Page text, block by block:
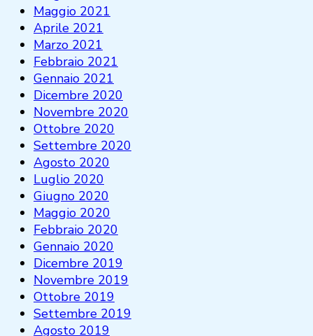
Maggio 2021
Aprile 2021
Marzo 2021
Febbraio 2021
Gennaio 2021
Dicembre 2020
Novembre 2020
Ottobre 2020
Settembre 2020
Agosto 2020
Luglio 2020
Giugno 2020
Maggio 2020
Febbraio 2020
Gennaio 2020
Dicembre 2019
Novembre 2019
Ottobre 2019
Settembre 2019
Agosto 2019